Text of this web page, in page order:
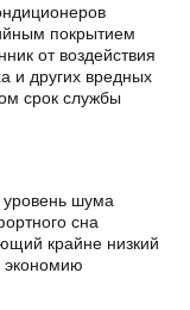
покрытием
от воздействия
и других вредных
срок службы
уровень шума
сна
крайне низкий
экономию